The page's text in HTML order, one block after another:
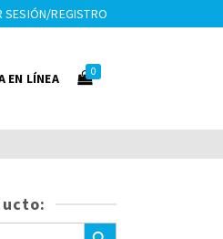
SESIÓN/REGISTRO
EN LÍNEA 0
Botón de búsqueda